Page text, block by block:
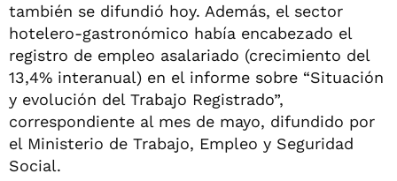
también se difundió hoy. Además, el sector
hotelero-gastronómico había encabezado el
registro de empleo asalariado (crecimiento del
13,4% interanual) en el informe sobre “Situación
y evolución del Trabajo Registrado”,
correspondiente al mes de mayo, difundido por
el Ministerio de Trabajo, Empleo y Seguridad
Social.